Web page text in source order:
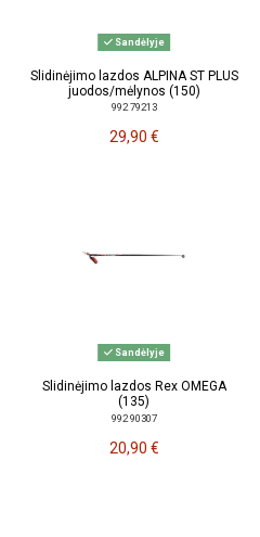
Sandėlyje
Slidinėjimo lazdos ALPINA ST PLUS
juodos/mėlynos (150)
992 79213
29,90 €
Sandėlyje
Slidinėjimo lazdos Rex OMEGA
(135)
992 90307
20,90 €